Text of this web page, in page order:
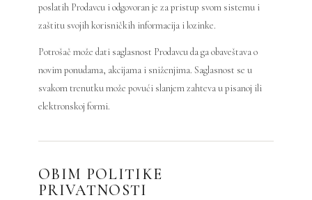
poslatih Prodavcu i odgovoran je za pristup svom sistemu i
zaštitu svojih korisničkih informacija i lozinke.
Potrošač može dati saglasnost Prodavcu da ga obaveštava o
novim ponudama, akcijama i sniženjima. Saglasnost se u
svakom trenutku može povući slanjem zahteva u pisanoj ili
elektronskoj formi.
OBIM POLITIKE
PRIVATNOSTI